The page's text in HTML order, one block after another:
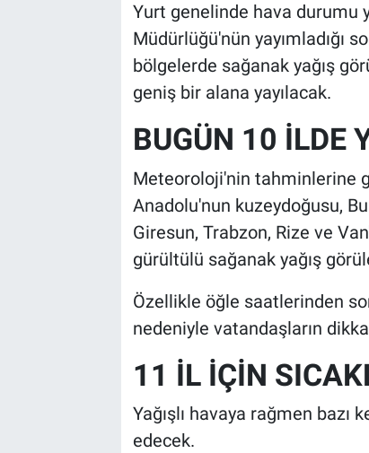
Yurt genelinde hava durumu
Müdürlüğü'nün yayımladığı
bölgelerde sağanak yağış
geniş bir alana yayılacak.
BUGÜN 10 İLDE
Meteoroloji'nin tahminlerine
Anadolu'nun kuzeydoğusu,
Giresun, Trabzon, Rize ve
gürültülü sağanak yağış
Özellikle öğle saatlerinden
nedeniyle vatandaşların
11 İL İÇİN
Yağışlı havaya rağmen bazı
edecek.